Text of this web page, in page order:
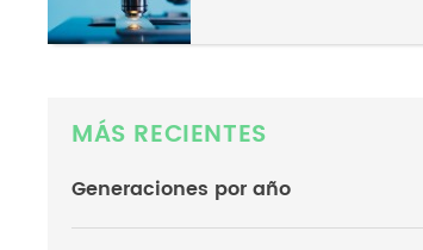
MÁS RECIENTES
Generaciones por año